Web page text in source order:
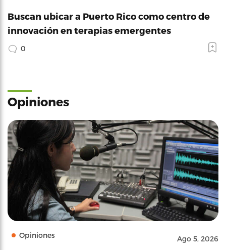
Buscan ubicar a Puerto Rico como centro de
innovación en terapias emergentes
0
Opiniones
Opiniones Ago 5, 2026